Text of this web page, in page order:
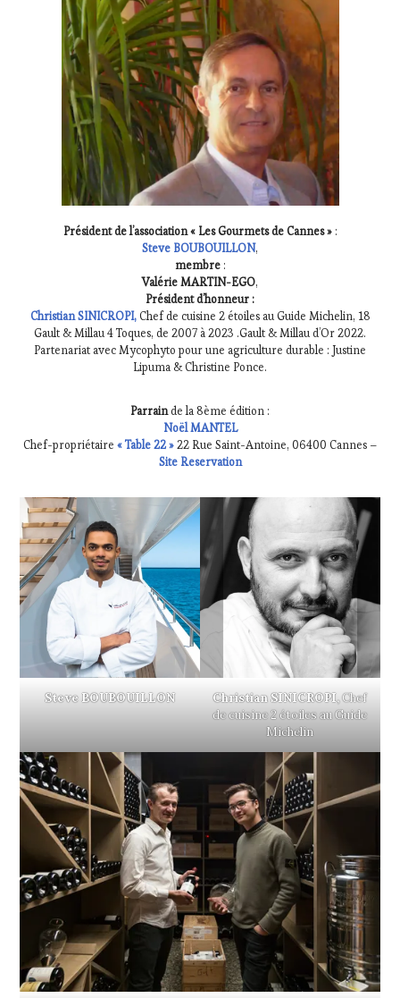
CUISINIER,
ŒNOLOGUE,
SOMMELIER,
SALONS
INTERNATIONAUX,
VIGNOBLES,
TOURISM
WINETASTINGVOUCHER.COM
Président de l’association « Les Gourmets de Cannes »:
Steve BOUBOUILLON,
membre:
Valérie MARTIN-EGO,
Président d’honneur :
Christian SINICROPI,Chef de cuisine 2 étoiles au Guide Michelin, 18
Gault & Millau 4 Toques, de 2007 à 2023 .Gault & Millau d’Or 2022.
Partenariat avec Mycophyto pour une agriculture durable : Justine
Lipuma & Christine Ponce.
Parrainde la 8ème édition :
Noël MANTEL
Chef-propriétaire « Table 22 »22 Rue Saint-Antoine, 06400 Cannes –
Site Reservation
Steve BOUBOUILLON Christian SINICROPI,Chef
de cuisine 2 étoiles au Guide
Michelin